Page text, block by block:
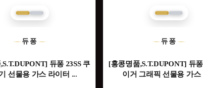
듀퐁
듀퐁 23SS 쿠
선물용 가스 라이터 ...
듀퐁
[홍콩명품,S.T.DUPONT] 듀퐁
이거 그래픽 선물용 가스